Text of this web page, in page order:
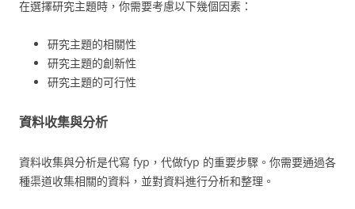
在選擇研究主題時，你需要考慮以下幾個因素：
研究主題的相關性
研究主題的創新性
研究主題的可行性
資料收集與分析
資料收集與分析是代寫 fyp，代做fyp 的重要步驟。你需要通過各
種渠道收集相關的資料，並對資料進行分析和整理。